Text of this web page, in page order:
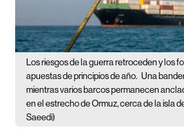
Los riesgos de la guerra retroceden y los
apuestas de principios de año. Una
mientras varios barcos permanecen
en el estrecho de Ormuz, cerca de la isla
Saeedi)